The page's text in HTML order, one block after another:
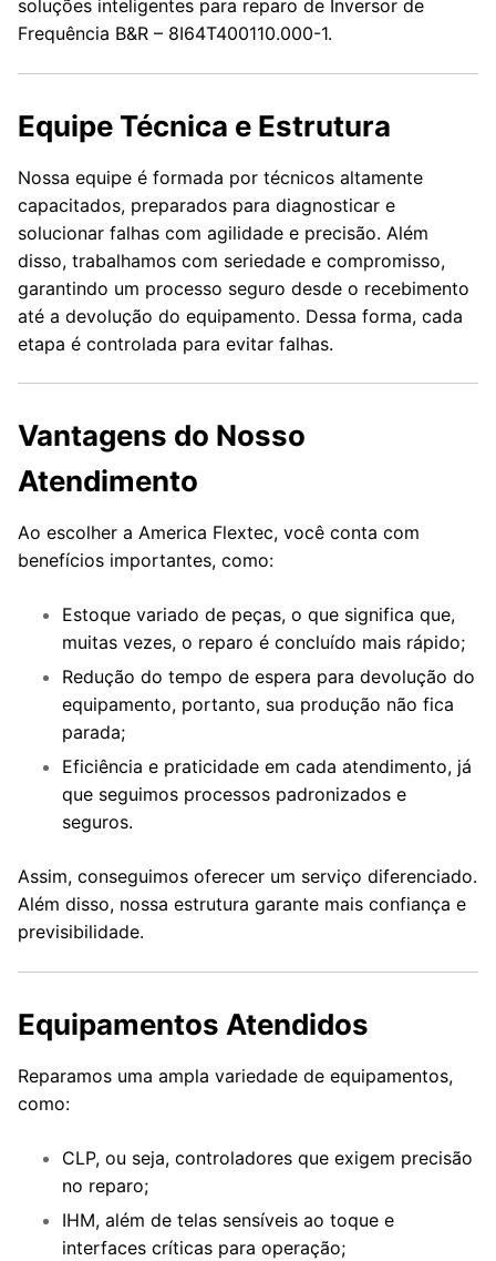
soluções inteligentes para reparo de Inversor de
Frequência B&R – 8I64T400110.000-1.
Equipe Técnica e Estrutura
Nossa equipe é formada por técnicos altamente
capacitados, preparados para diagnosticar e
solucionar falhas com agilidade e precisão. Além
disso, trabalhamos com seriedade e compromisso,
garantindo um processo seguro desde o recebimento
até a devolução do equipamento. Dessa forma, cada
etapa é controlada para evitar falhas.
Vantagens do Nosso
Atendimento
Ao escolher a America Flextec, você conta com
benefícios importantes, como:
Estoque variado de peças, o que significa que,
muitas vezes, o reparo é concluído mais rápido;
Redução do tempo de espera para devolução do
equipamento, portanto, sua produção não fica
parada;
Eficiência e praticidade em cada atendimento, já
que seguimos processos padronizados e
seguros.
Assim, conseguimos oferecer um serviço diferenciado.
Além disso, nossa estrutura garante mais confiança e
previsibilidade.
Equipamentos Atendidos
Reparamos uma ampla variedade de equipamentos,
como:
CLP, ou seja, controladores que exigem precisão
no reparo;
IHM, além de telas sensíveis ao toque e
interfaces críticas para operação;